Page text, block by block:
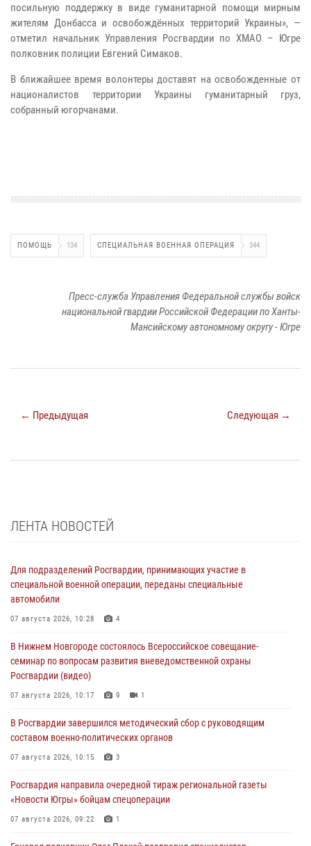
посильную поддержку в виде гуманитарной помощи мирным
жителям Донбасса и освобождённых территорий Украины», —
отметил начальник Управления Росгвардии по ХМАО – Югре
полковник полиции Евгений Симаков.
В ближайшее время волонтеры доставят на освобожденные от
националистов территории Украины гуманитарный груз,
собранный югорчанами.
ПОМОЩЬ 134 СПЕЦИАЛЬНАЯ ВОЕННАЯ ОПЕРАЦИЯ 344
Пресс-служба Управления Федеральной службы войск
национальной гвардии Российской Федерации по Ханты-
Мансийскому автономному округу - Югре
← Предыдущая Следующая →
ЛЕНТА НОВОСТЕЙ
Для подразделений Росгвардии, принимающих участие в
специальной военной операции, переданы специальные
автомобили
07 августа 2026, 10:28 4
В Нижнем Новгороде состоялось Всероссийское совещание-
семинар по вопросам развития вневедомственной охраны
Росгвардии (видео)
07 августа 2026, 10:17 9 1
В Росгвардии завершился методический сбор с руководящим
составом военно-политических органов
07 августа 2026, 10:15 3
Росгвардия направила очередной тираж региональной газеты
«Новости Югры» бойцам спецоперации
07 августа 2026, 09:22 1